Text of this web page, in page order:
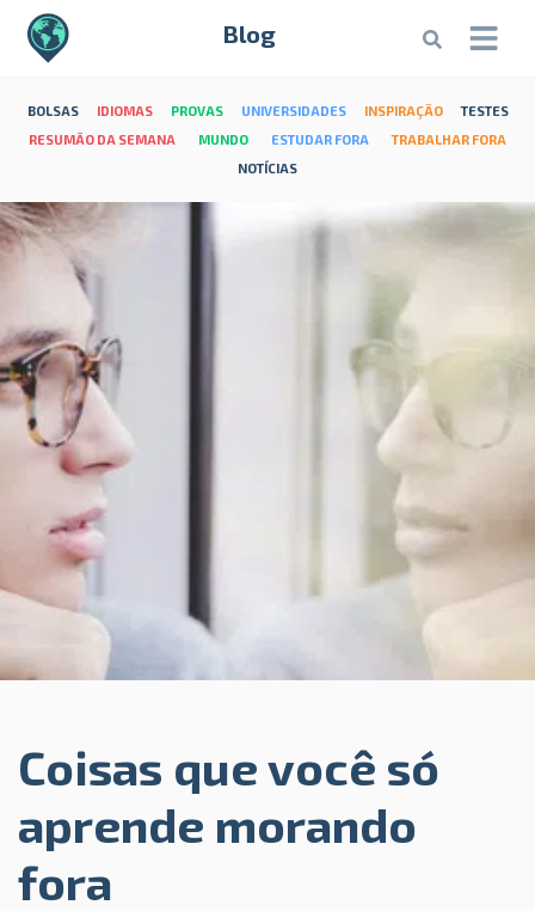
Blog
BOLSAS IDIOMAS PROVAS UNIVERSIDADES INSPIRAÇÃO
TESTES
RESUMÃO DA SEMANA
MUNDO ESTUDAR FORA
TRABALHAR FORA
NOTÍCIAS
Coisas que você só
aprende morando
fora